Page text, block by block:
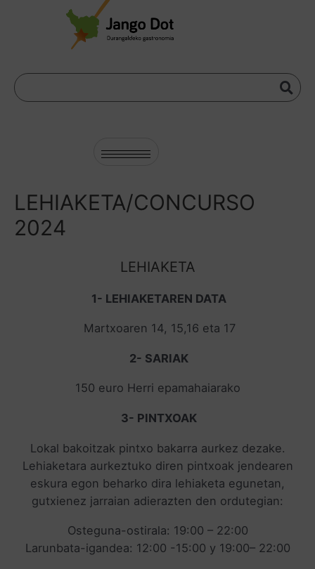
LEHIAKETA/CONCURSO
2024
LEHIAKETA
1- LEHIAKETAREN DATA
Martxoaren 14, 15,16 eta 17
2- SARIAK
150 euro Herri epamahaiarako
3- PINTXOAK
Lokal bakoitzak pintxo bakarra aurkez dezake.
Lehiaketara aurkeztuko diren pintxoak jendearen
eskura egon beharko dira lehiaketa egunetan,
gutxienez jarraian adierazten den ordutegian:
Osteguna-ostirala: 19:00 – 22:00
Larunbata-igandea: 12:00 -15:00 y 19:00– 22:00